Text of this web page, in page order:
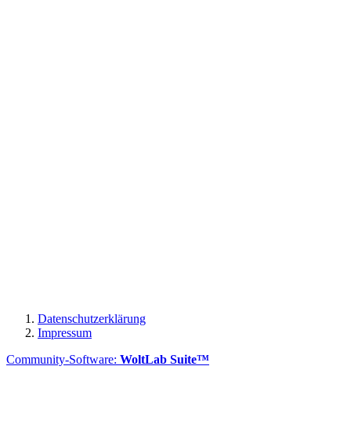
Datenschutzerklärung
Impressum
Community-Software: WoltLab Suite™